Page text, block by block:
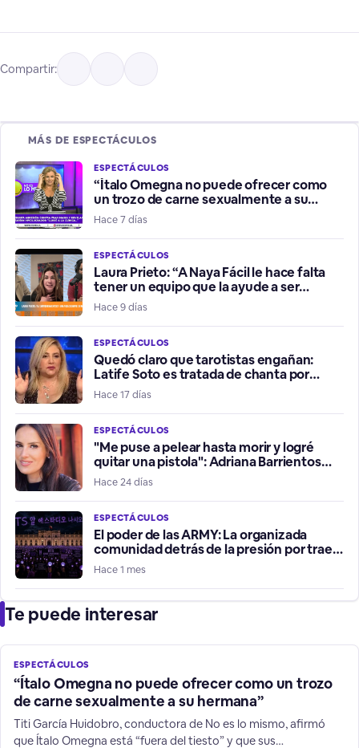
Compartir:
MÁS DE ESPECTÁCULOS
ESPECTÁCULOS
“Ítalo Omegna no puede ofrecer como
un trozo de carne sexualmente a su
hermana”
Hace 7 días
ESPECTÁCULOS
Laura Prieto: “A Naya Fácil le hace falta
tener un equipo que la ayude a ser
influencer positiva”
Hace 9 días
ESPECTÁCULOS
Quedó claro que tarotistas engañan:
Latife Soto es tratada de chanta por
fallidos presagios del Mundial
Hace 17 días
ESPECTÁCULOS
"Me puse a pelear hasta morir y logré
quitar una pistola": Adriana Barrientos
relata violento robo de su vehículo
Hace 24 días
ESPECTÁCULOS
El poder de las ARMY: La organizada
comunidad detrás de la presión por traer
a BTS a Chile
Hace 1 mes
Te puede interesar
ESPECTÁCULOS
“Ítalo Omegna no puede ofrecer como un trozo
de carne sexualmente a su hermana”
Titi García Huidobro, conductora de No es lo mismo, afirmó
que Ítalo Omegna está “fuera del tiesto” y que sus